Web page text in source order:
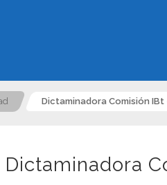
Dictaminadora Comisión IBt
Dictaminadora